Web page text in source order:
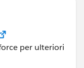
per ulteriori